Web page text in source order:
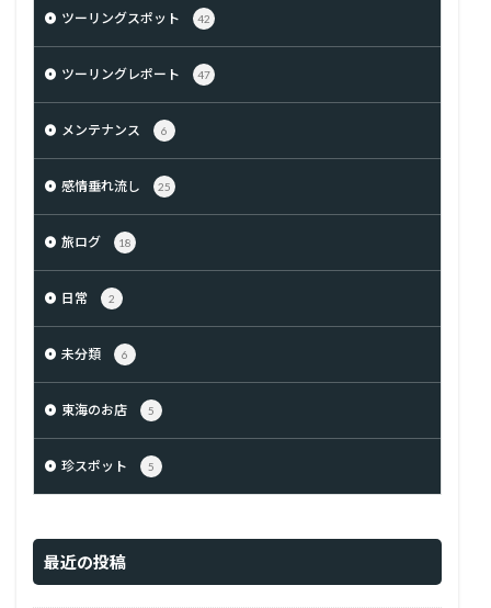
ツーリングスポット 42
ツーリングレポート 47
メンテナンス 6
感情垂れ流し 25
旅ログ 18
日常 2
未分類 6
東海のお店 5
珍スポット 5
最近の投稿